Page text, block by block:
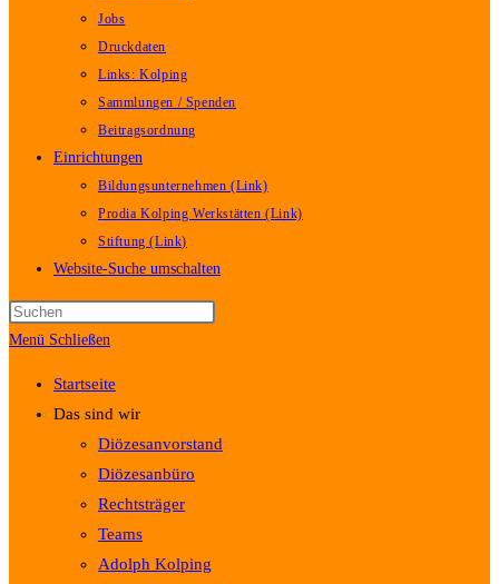
Jobs
Druckdaten
Links: Kolping
Sammlungen / Spenden
Beitragsordnung
Einrichtungen
Bildungsunternehmen (Link)
Prodia Kolping Werkstätten (Link)
Stiftung (Link)
Website-Suche umschalten
Menü Schließen
Startseite
Das sind wir
Diözesanvorstand
Diözesanbüro
Rechtsträger
Teams
Adolph Kolping